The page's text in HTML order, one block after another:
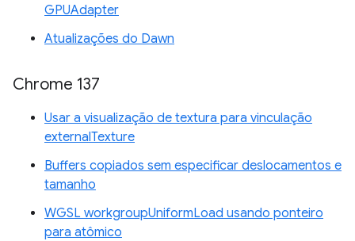
GPUAdapter
Atualizações do Dawn
Chrome 137
Usar a visualização de textura para vinculação
externalTexture
Buffers copiados sem especificar deslocamentos e
tamanho
WGSL workgroupUniformLoad usando ponteiro
para atômico